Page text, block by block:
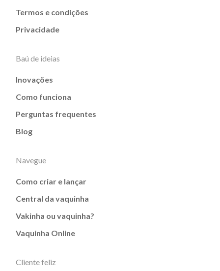
Termos e condições
Privacidade
Baú de ideias
Inovações
Como funciona
Perguntas frequentes
Blog
Navegue
Como criar e lançar
Central da vaquinha
Vakinha ou vaquinha?
Vaquinha Online
Cliente feliz